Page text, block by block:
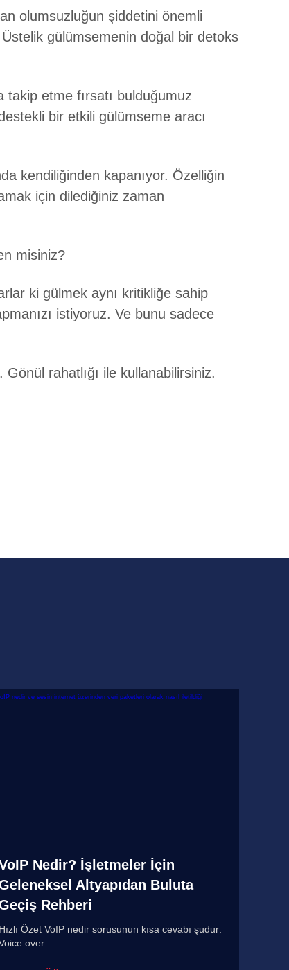
olumsuzluğun şiddetini önemli
Üstelik gülümsemenin doğal bir detoks
takip etme fırsatı bulduğumuz
bir etkili gülümseme aracı
kendiliğinden kapanıyor. Özelliğin
için dilediğiniz zaman
misiniz?
ki gülmek aynı kritikliğe sahip
istiyoruz. Ve bunu sadece
. Gönül rahatlığı ile kullanabilirsiniz.
Nedir? İşletmeler İçin
Altyapıdan Buluta
Rehberi
Hızlı Özet VoIP nedir sorusunun kısa cevabı şudur:
over